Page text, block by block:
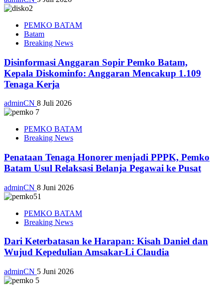
PEMKO BATAM
Batam
Breaking News
Disinformasi Anggaran Sopir Pemko Batam,
Kepala Diskominfo: Anggaran Mencakup 1.109
Tenaga Kerja
adminCN 8 Juli 2026
PEMKO BATAM
Breaking News
Penataan Tenaga Honorer menjadi PPPK, Pemko
Batam Usul Relaksasi Belanja Pegawai ke Pusat
adminCN 8 Juni 2026
PEMKO BATAM
Breaking News
Dari Keterbatasan ke Harapan: Kisah Daniel dan
Wujud Kepedulian Amsakar-Li Claudia
adminCN 5 Juni 2026